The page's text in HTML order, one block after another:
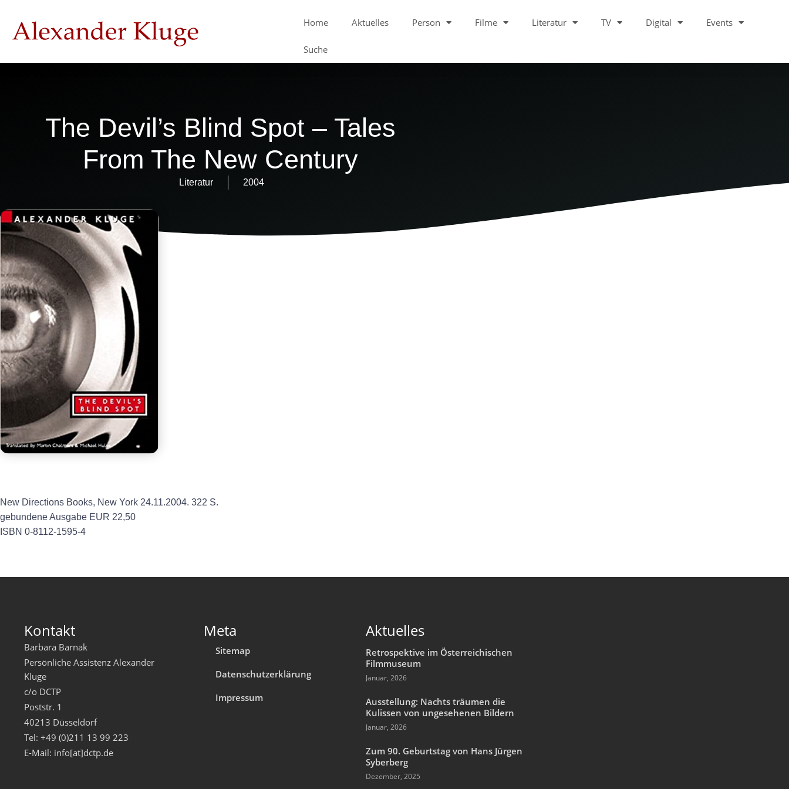
Home Aktuelles Person Filme Literatur TV Digital Events
Suche
The Devil’s Blind Spot – Tales
From The New Century
Literatur 2004
New Directions Books, New York 24.11.2004. 322 S.
gebundene Ausgabe EUR 22,50
ISBN 0-8112-1595-4
Kontakt
Barbara Barnak
Persönliche Assistenz Alexander
Kluge
c/o DCTP
Poststr. 1
40213 Düsseldorf
Tel: +49 (0)211 13 99 223
E-Mail: info[at]dctp.de
Meta
Sitemap
Datenschutzerklärung
Impressum
Aktuelles
Retrospektive im Österreichischen
Filmmuseum
Januar, 2026
Ausstellung: Nachts träumen die
Kulissen von ungesehenen Bildern
Januar, 2026
Zum 90. Geburtstag von Hans Jürgen
Syberberg
Dezember, 2025